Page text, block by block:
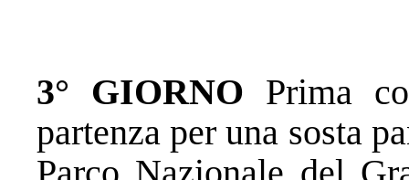
3° GIORNO Prima
partenza per una sosta